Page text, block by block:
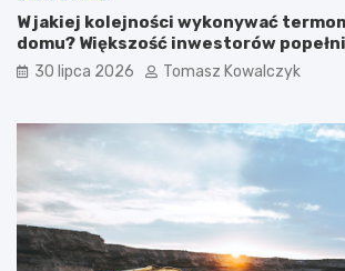
W jakiej kolejności wykonywać
domu? Większość inwestorów
30 lipca 2026 Tomasz Kowalczyk